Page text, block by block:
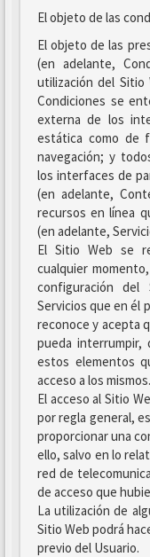
El objeto de las
El objeto de las
(en adelante,
utilización del
Condiciones se
externa de los
estática como de
navegación; y
los interfaces de
(en adelante,
recursos en línea
(en adelante,
El Sitio Web se
cualquier
configuración
Servicios que en él
reconoce y acepta
pueda interrumpir,
estos elementos
acceso a los mismos.
El acceso al Sitio
por regla general,
proporcionar una
ello, salvo en lo
red de
de acceso que
La utilización de
Sitio Web podrá
previo del Usuario.